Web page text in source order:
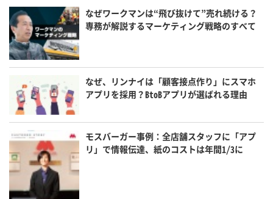
なぜワークマンは“飛び抜けて”売れ続ける？
専務が解説するマーケティング戦略のすべて
なぜ、リンナイは「顧客接点作り」にスマホ
アプリを採用？BtoBアプリが選ばれる理由
モスバーガー事例：全店舗スタッフに「アプ
リ」で情報伝達、紙のコストは年間1/3に